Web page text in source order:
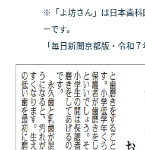
※「よ坊さん」は日本歯科
ーです。
「毎日新聞京都版・令和７